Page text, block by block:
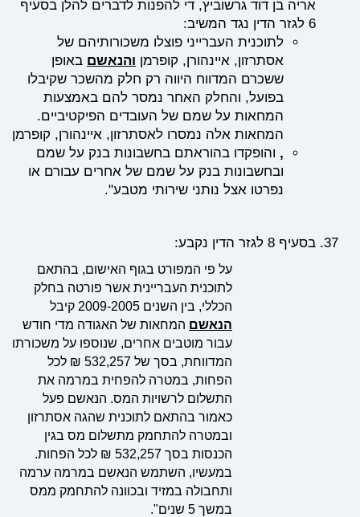
אריה בן דוד גרשוביץ, די להפנות לדברים להלן בסעיף
6 לגזר הדין נגד המשיב:
לתוכנית העברייני פוצלו משכורותיהם של
אסתרזון, איינהורן, קופרמן והנאשם באופן
ששכרם המדווח היווה רק חלק מהשכר שקיבלו
בפועל, והחלק האחר נמסר להם באמצעות
המחאות על שמם של העובדים הפיקטיביים.
המחאות אלה נמסרו לאסתרזון, איינהורן, קופרמן
, והופקדו בהוראתם בחשבונות בנק על שמם
ובחשבונות בנק על שמם של אחרים עבורם או
נפרטו אצל נותני שירותי מטבע".
בסעיף 8 לגזר הדין נקבע:
על פי המפורט בגוף האישום, בהתאם
לתוכנית העבריינית אשר פורטה בחלק
הכללי, בין השנים 2009-2005 קיבל
הנאשם המחאות של האגודה מדי חודש
עבור מוטבים אחרים, שנוספו על משכורתו
המדווחת, בסך של 532,257 ₪ לכל
הפחות, במטרה להפחית במרמה את
התשלום לרשויות המס. הנאשם פעל
כאמור בהתאם לתוכנית שהגה אסתרזון
ובמטרה להתחמק מתשלום מס בגין
הכנסות בסך 532,257 ₪ לכל הפחות.
במעשיו, השתמש הנאשם במרמה ערמה
ותחבולה במזיד ובכוונה להתחמק ממס
במשך 5 שנים".